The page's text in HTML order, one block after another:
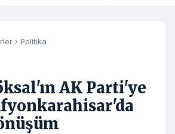
› Politika
AK Parti'ye